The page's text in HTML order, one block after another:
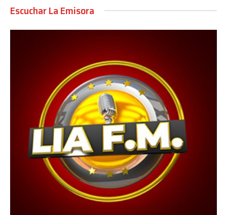
Escuchar La Emisora